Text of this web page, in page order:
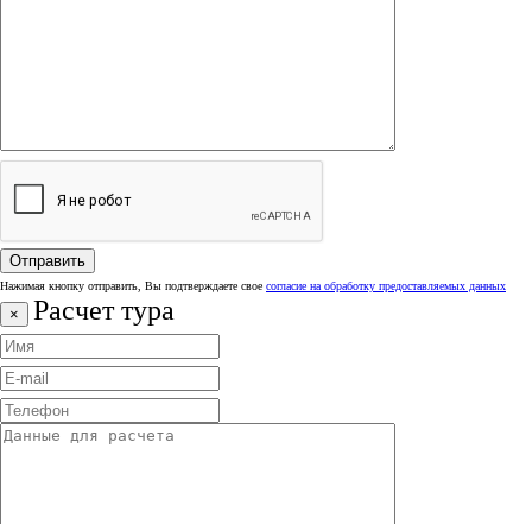
Нажимая кнопку отправить, Вы подтверждаете свое согласие на обработку предоставляемых данных
× Расчет тура